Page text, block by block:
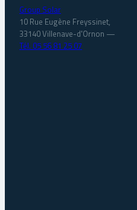
Group Solar
10 Rue Eugène Freyssinet,
33140 Villenave-d'Ornon —
Tél. 05 56 81 25 07